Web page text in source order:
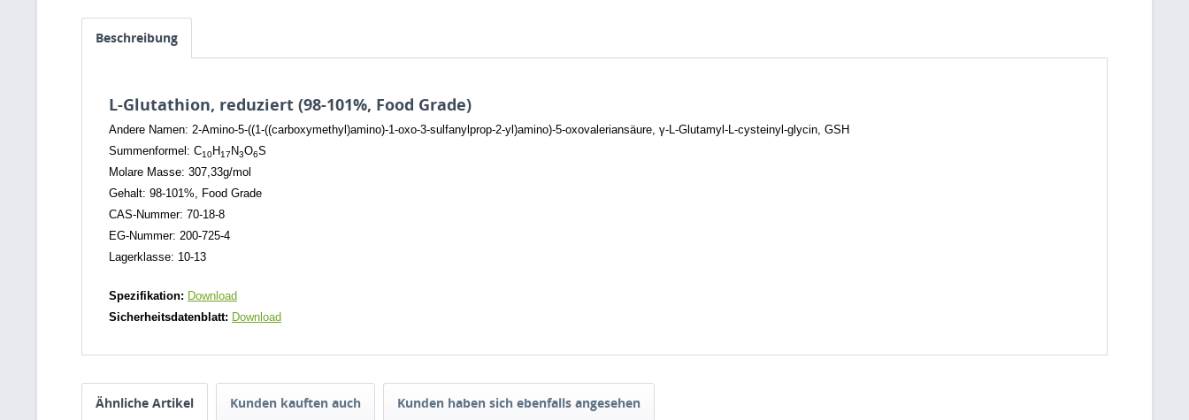
Beschreibung
L-Glutathion, reduziert (98-101%, Food Grade)
Andere Namen: 2-Amino-5-((1-((carboxymethyl)amino)-1-oxo-3-sulfanylprop-2-yl)amino)-5-oxovaleriansäure, γ-L-Glutamyl-L-cysteinyl-glycin, GSH
Summenformel: C10H17 N3O6S
Molare Masse: 307,33g/mol
Gehalt: 98-101%, Food Grade
CAS-Nummer: 70-18-8
EG-Nummer: 200-725-4
Lagerklasse: 10-13
Spezifikation: Download
Sicherheitsdatenblatt: Download
Ähnliche Artikel Kunden kauften auch Kunden haben sich ebenfalls angesehen